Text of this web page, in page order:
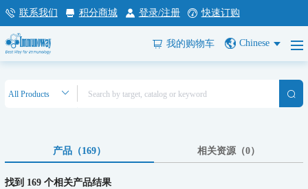
联系我们 积分商城 登录/注册 快速订购
我的购物车 Chinese
产品（169） 相关资源（0）
找到 169 个相关产品结果